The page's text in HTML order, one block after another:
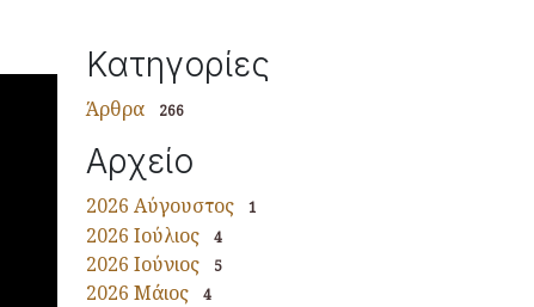
Κατηγορίες
Άρθρα 266
Αρχείο
2026 Αύγουστος 1
2026 Ιούλιος 4
2026 Ιούνιος 5
2026 Μάιος 4